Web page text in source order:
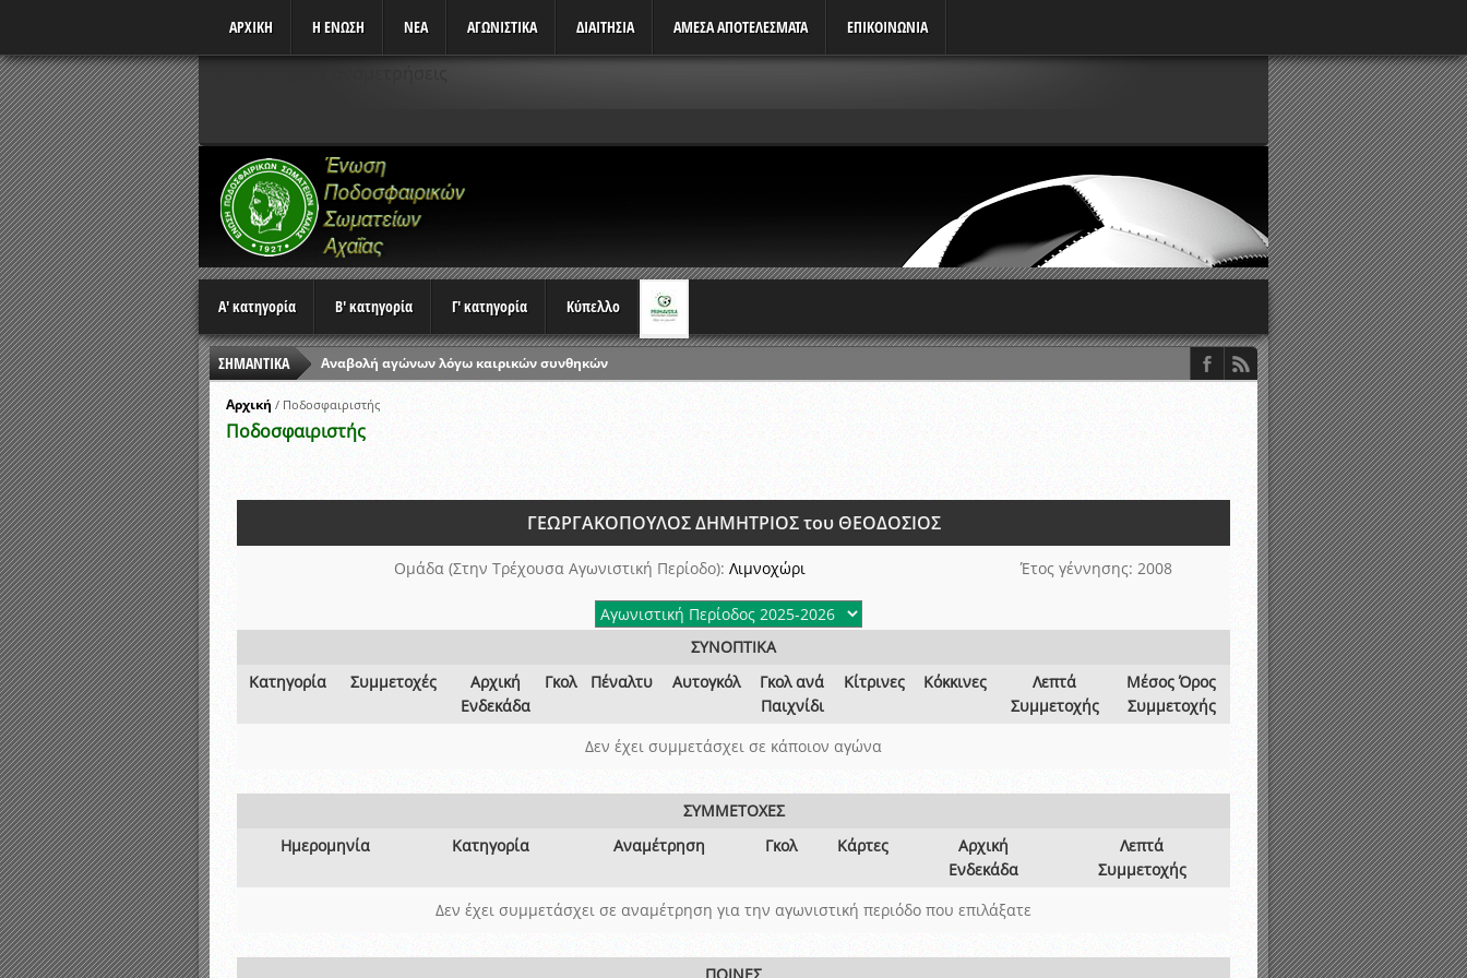
ΑΡΧΙΚΗ Η ΕΝΩΣΗ ΝΕΑ ΑΓΩΝΙΣΤΙΚΆ ΔΙΑΙΤΗΣΙΑ ΑΜΕΣΑ ΑΠΟΤΕΛΕΣΜΑΤΑ ΕΠΙΚΟΙΝΩΝΙΑ
Α' κατηγορία Β' κατηγορία Γ' κατηγορία Κύπελλο
ΣΗΜΑΝΤΙΚΑ
Αναβολή αγώνων λόγω καιρικών συνθηκών
Ώρες έναρξης αγώνων Πρωταθλημάτων
Αποτελέσματα επαναληπτικών γραπτών εξετάσεων και αγωνιστικών δοκιμασιών διαιτητών και παρατηρητών ΕΠΣΑ
Κληρώσεις Πρωταθλημάτων και Κυπέλλου 2015-2016
Αρχική / Ποδοσφαιριστής
Ποδοσφαιριστής
ΓΕΩΡΓΑΚΟΠΟΥΛΟΣ ΔΗΜΗΤΡΙΟΣ του ΘΕΟΔΟΣΙΟΣ
Ομάδα (Στην Τρέχουσα Αγωνιστική Περίοδο): Λιμνοχώρι Έτος γέννησης: 2008
ΣΥΝΟΠΤΙΚΑ
Κατηγορία
Συμμετοχές
Αρχική
Ενδεκάδα
Γκολ Πέναλτυ Αυτογκόλ
Γκολ ανά
Παιχνίδι
Κίτρινες Κόκκινες
Λεπτά
Συμμετοχής
Μέσος Όρος
Συμμετοχής
Δεν έχει συμμετάσχει σε κάποιον αγώνα
ΣΥΜΜΕΤΟΧΕΣ
Ημερομηνία
Κατηγορία Αναμέτρηση Γκολ Κάρτες
Αρχική
Ενδεκάδα
Λεπτά
Συμμετοχής
Δεν έχει συμμετάσχει σε αναμέτρηση για την αγωνιστική περιόδο που επιλάξατε